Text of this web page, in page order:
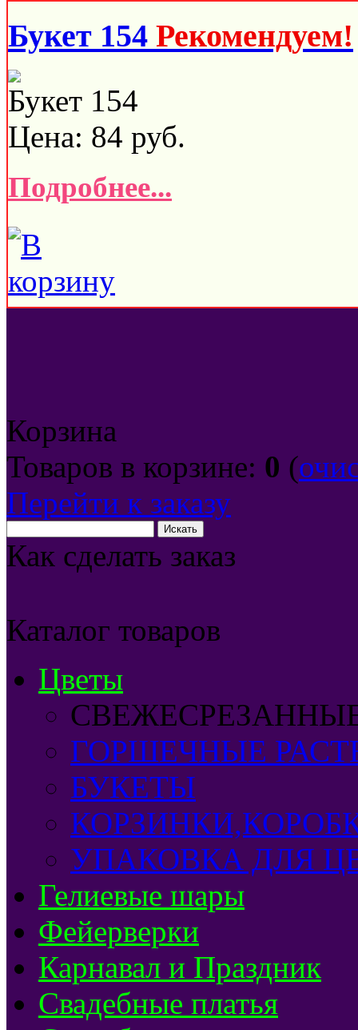
Букет 154 Рекомендуем!
Букет 154
Цена: 84 руб.
Подробнее...
Корзина
Товаров в корзине: 0 (
Перейти к заказу
Как сделать заказ
Каталог товаров
Цветы
ГОРШЕЧНЫЕ
БУКЕТЫ
УПАКОВКА ДЛЯ
Гелиевые шары
Фейерверки
Карнавал и Праздник
Свадебные платья